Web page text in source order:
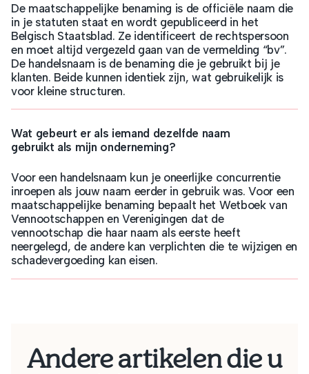
De maatschappelijke benaming is de officiële naam die
in je statuten staat en wordt gepubliceerd in het
Belgisch Staatsblad. Ze identificeert de rechtspersoon
en moet altijd vergezeld gaan van de vermelding “bv”.
De handelsnaam is de benaming die je gebruikt bij je
klanten. Beide kunnen identiek zijn, wat gebruikelijk is
voor kleine structuren.
Wat gebeurt er als iemand dezelfde naam
gebruikt als mijn onderneming?
Voor een handelsnaam kun je oneerlijke concurrentie
inroepen als jouw naam eerder in gebruik was. Voor een
maatschappelijke benaming bepaalt het Wetboek van
Vennootschappen en Verenigingen dat de
vennootschap die haar naam als eerste heeft
neergelegd, de andere kan verplichten die te wijzigen en
schadevergoeding kan eisen.
Andere artikelen die u